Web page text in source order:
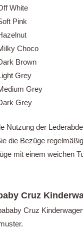
White
Pink
Choco
Brown
Grey
Grey
Grey
Nutzung der
die Bezüge
mit einem weichen
Cruz
Cruz